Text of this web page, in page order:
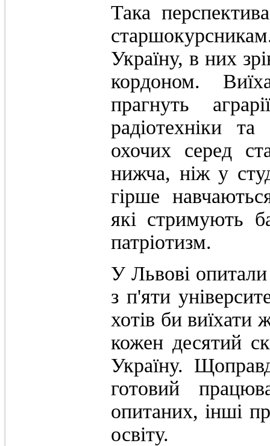
Така
Україну, в них
кордоном.
прагнуть
радіотехніки
охочих серед
нижча, ніж у
гірше
які стримують
патріотизм.
У Львові опитали
з п'яти
хотів би виїхати
кожен десятий
Україну.
готовий
опитаних, інші
освіту.